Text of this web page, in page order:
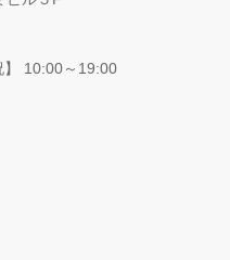
】 10:00～19:00